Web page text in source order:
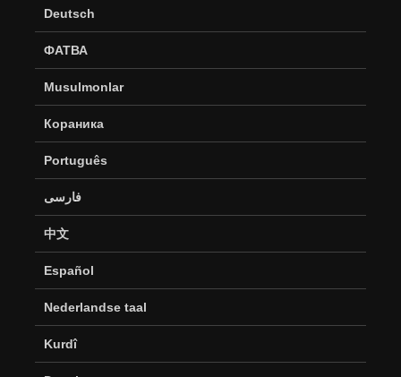
Deutsch
ФАТВА
Musulmonlar
Кораника
Português
فارسی
中文
Español
Nederlandse taal
Kurdî